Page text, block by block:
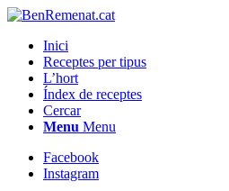
Inici
Receptes per tipus
L’hort
Índex de receptes
Cercar
Menu Menu
Facebook
Instagram